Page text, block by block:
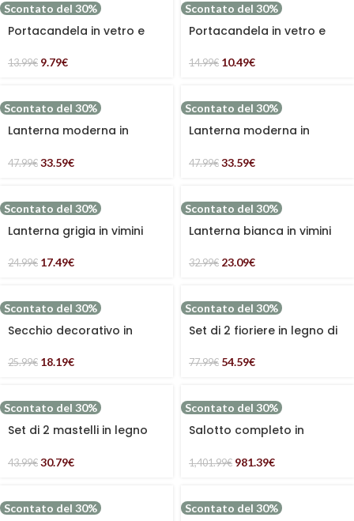
Scontato del 30%
Portacandela in vetro e
13.99€ 9.79€
Scontato del 30%
Portacandela in vetro e
con frange e perle oro
14.99€ 10.49€
Scontato del 30%
Lanterna moderna in
47.99€ 33.59€
Scontato del 30%
Lanterna moderna in
47.99€ 33.59€
Scontato del 30%
Lanterna grigia in vimini
24.99€ 17.49€
Scontato del 30%
Lanterna bianca in vimini
32.99€ 23.09€
Scontato del 30%
Secchio decorativo in
25.99€ 18.19€
Scontato del 30%
Set di 2 fioriere in legno di
77.99€ 54.59€
Scontato del 30%
Set di 2 mastelli in legno
43.99€ 30.79€
Scontato del 30%
Salotto completo in
“Raul”
1,401.99€ 981.39€
Scontato del 30% Scontato del 30%